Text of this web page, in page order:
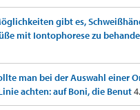
gibt es,
mit Iontophorese zu
man bei der Auswahl einer
achten: auf Boni, die Benut